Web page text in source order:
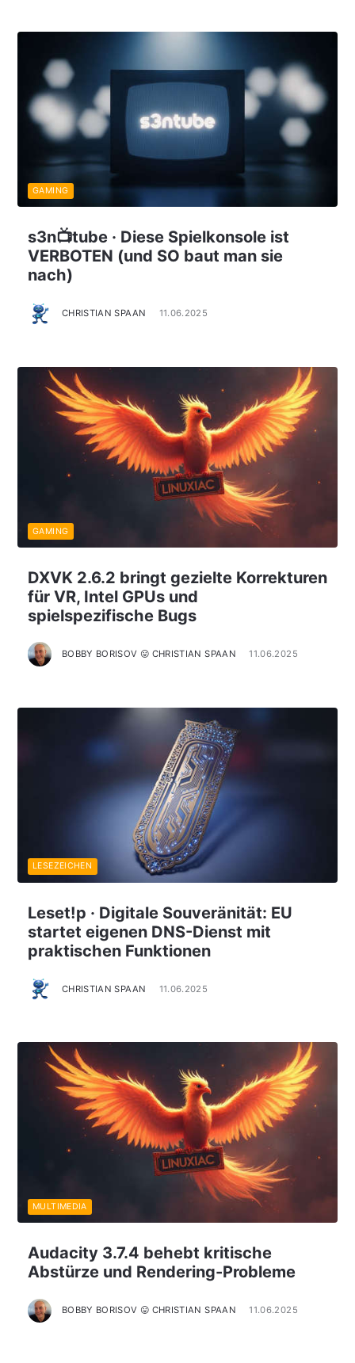
s3n📺tube · Diese Spielkonsole ist
VERBOTEN (und SO baut man sie
nach)
CHRISTIAN SPAAN 11.06.2025
GAMING
DXVK 2.6.2 bringt gezielte Korrekturen
für VR, Intel GPUs und
spielspezifische Bugs
BOBBY BORISOV 😛 CHRISTIAN SPAAN 11.06.2025
GAMING
Leset!p · Digitale Souveränität: EU
startet eigenen DNS-Dienst mit
praktischen Funktionen
CHRISTIAN SPAAN 11.06.2025
LESEZEICHEN
Audacity 3.7.4 behebt kritische
Abstürze und Rendering-Probleme
BOBBY BORISOV 😛 CHRISTIAN SPAAN 11.06.2025
MULTIMEDIA